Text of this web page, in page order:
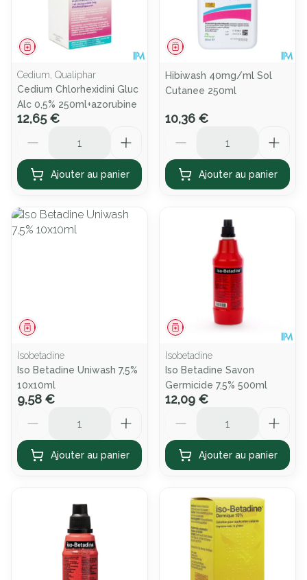
Médicament
Cedium, Qualiphar
Cedium Chlorhexidini Gluc
Alc 0,5% 250ml+azorubine
12,65 €
Ajouter au panier
Médicament
Hibiwash 40mg/ml Sol
Cutanee 250ml
10,36 €
Ajouter au panier
Médicament
Isobetadine
Iso Betadine Uniwash 7,5%
10x10ml
9,58 €
Ajouter au panier
Médicament
Isobetadine
Iso Betadine Savon
Germicide 7,5% 500ml
12,09 €
Ajouter au panier